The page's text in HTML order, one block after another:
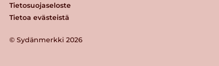
© Sydänmerkki 2026
Tietosuojaseloste
Tietoa evästeistä